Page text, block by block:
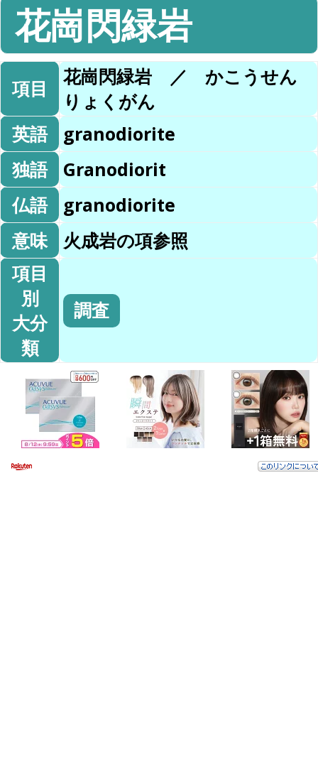
花崗閃緑岩
項目
花崗閃緑岩 ／ かこうせん
りょくがん
英語
granodiorite
独語
Granodiorit
仏語
granodiorite
意味
火成岩の項参照
項目
別
大分
類
調査